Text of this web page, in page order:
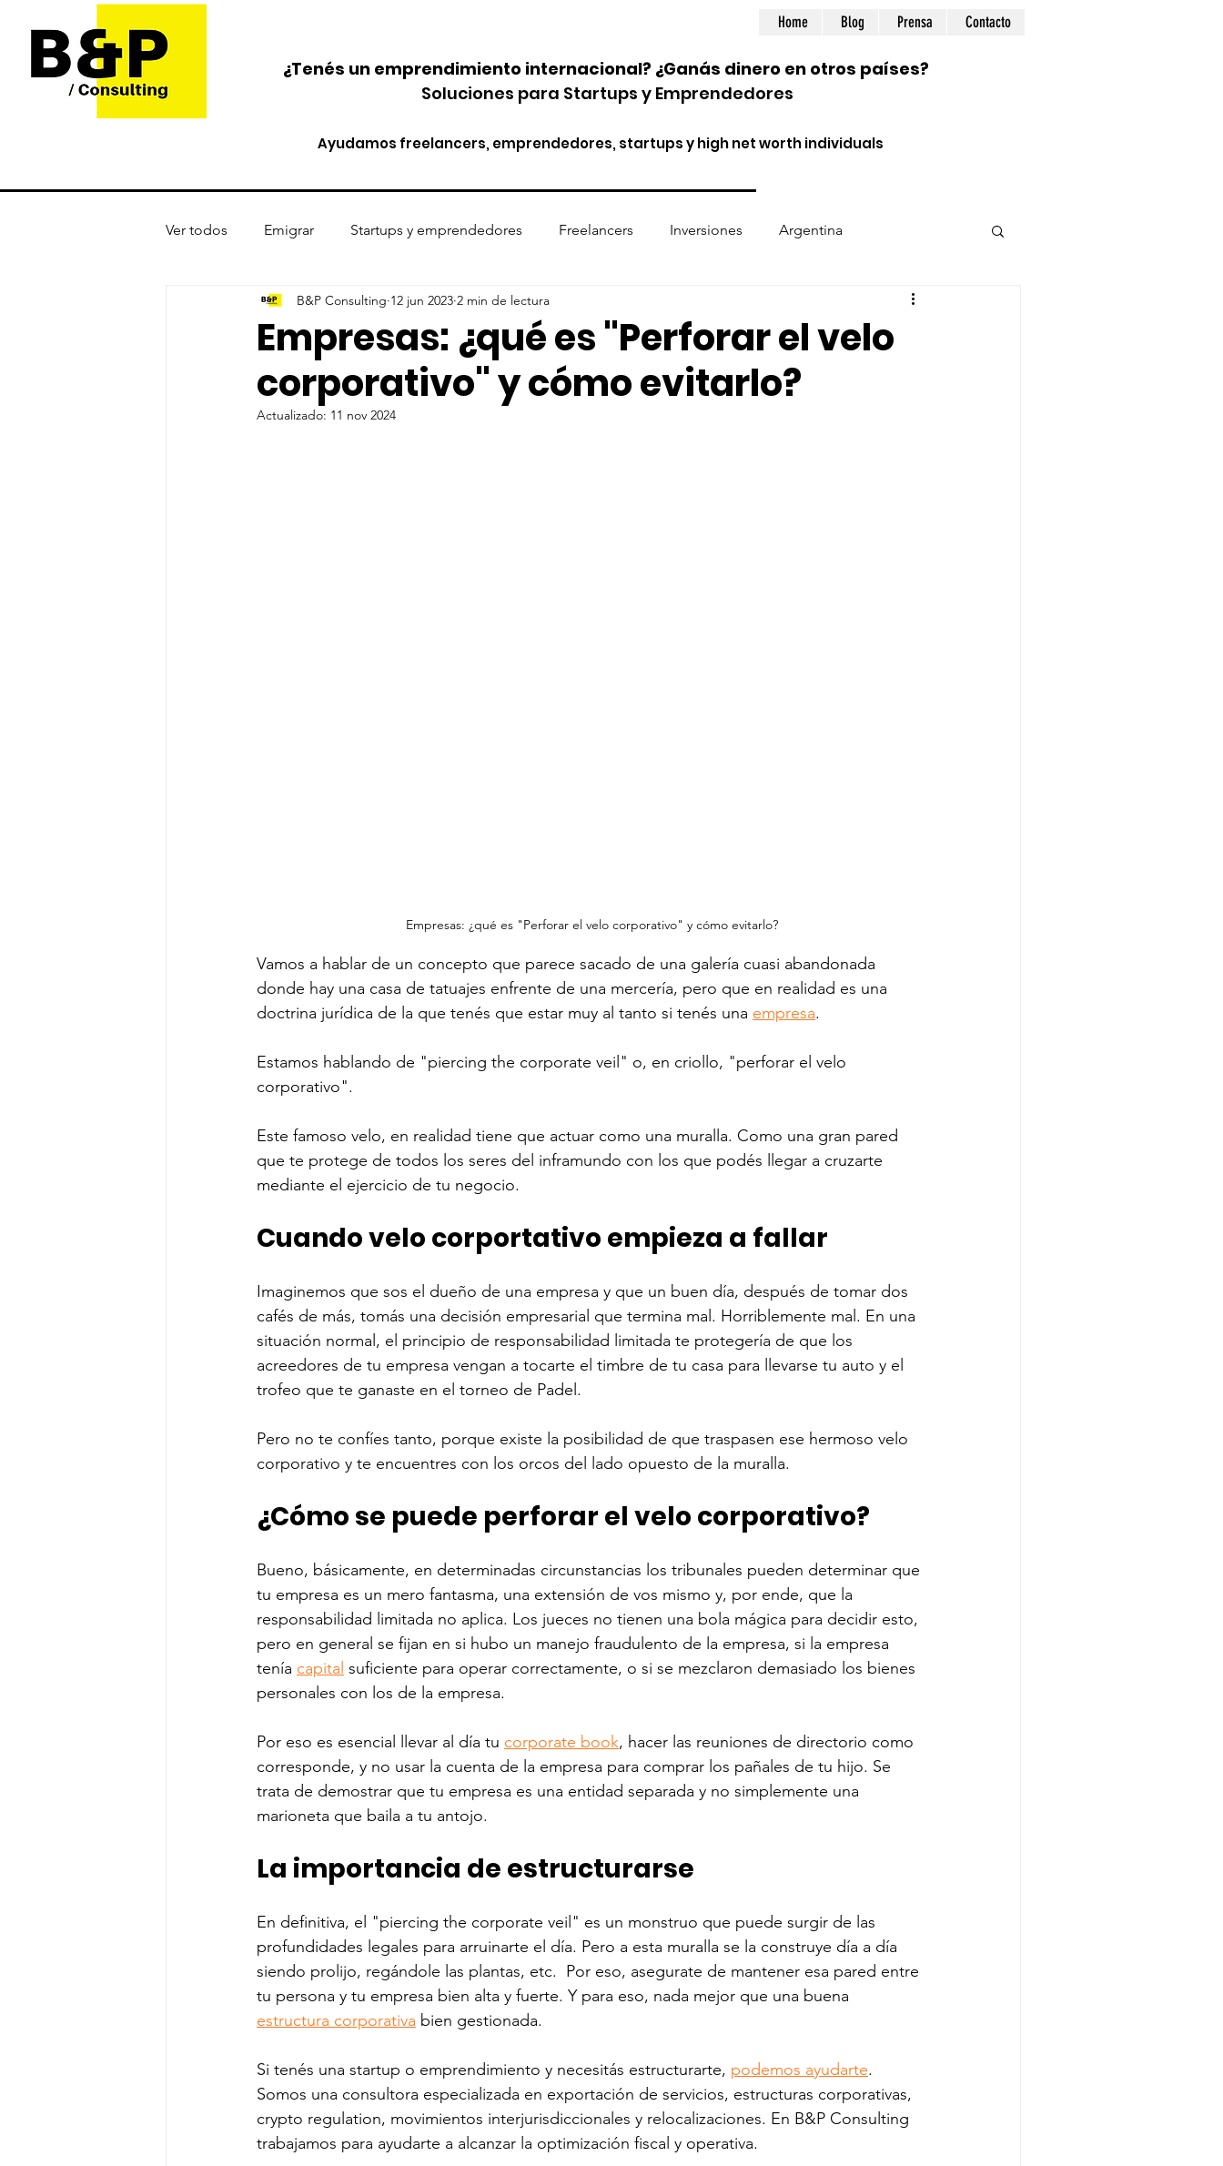
¿Tenés un emprendimiento internacional? ¿Ganás dinero en otros países?
Soluciones para Startups y Emprendedores
Ayudamos freelancers, emprendedores, startups y high net worth individuals
Home Blog Prensa Contacto
Ver todos Emigrar Startups y emprendedores Freelancers Inversiones Argentina
Protección de activos Criptomonedas Entidades financieras Prepping
Empresas: ¿qué es "Perforar el velo
corporativo" y cómo evitarlo?
B&P Consulting 12 jun 2023 2 min de lectura
Actualizado: 11 nov 2024
Empresas: ¿qué es "Perforar el velo corporativo" y cómo evitarlo?
Vamos a hablar de un concepto que parece sacado de una galería cuasi abandonada
donde hay una casa de tatuajes enfrente de una mercería, pero que en realidad es una
doctrina jurídica de la que tenés que estar muy al tanto si tenés una empresa.
Estamos hablando de "piercing the corporate veil" o, en criollo, "perforar el velo
corporativo".
Este famoso velo, en realidad tiene que actuar como una muralla. Como una gran pared
que te protege de todos los seres del inframundo con los que podés llegar a cruzarte
mediante el ejercicio de tu negocio.
Cuando velo corportativo empieza a fallar
Imaginemos que sos el dueño de una empresa y que un buen día, después de tomar dos
cafés de más, tomás una decisión empresarial que termina mal. Horriblemente mal. En una
situación normal, el principio de responsabilidad limitada te protegería de que los
acreedores de tu empresa vengan a tocarte el timbre de tu casa para llevarse tu auto y el
trofeo que te ganaste en el torneo de Padel.
Pero no te confíes tanto, porque existe la posibilidad de que traspasen ese hermoso velo
corporativo y te encuentres con los orcos del lado opuesto de la muralla.
¿Cómo se puede perforar el velo corporativo?
Bueno, básicamente, en determinadas circunstancias los tribunales pueden determinar que
tu empresa es un mero fantasma, una extensión de vos mismo y, por ende, que la
responsabilidad limitada no aplica. Los jueces no tienen una bola mágica para decidir esto,
pero en general se fijan en si hubo un manejo fraudulento de la empresa, si la empresa
tenía capital suficiente para operar correctamente, o si se mezclaron demasiado los bienes
personales con los de la empresa.
Por eso es esencial llevar al día tu corporate book, hacer las reuniones de directorio como
corresponde, y no usar la cuenta de la empresa para comprar los pañales de tu hijo. Se
trata de demostrar que tu empresa es una entidad separada y no simplemente una
marioneta que baila a tu antojo.
La importancia de estructurarse
En definitiva, el "piercing the corporate veil" es un monstruo que puede surgir de las
profundidades legales para arruinarte el día. Pero a esta muralla se la construye día a día
siendo prolijo, regándole las plantas, etc.  Por eso, asegurate de mantener esa pared entre
tu persona y tu empresa bien alta y fuerte. Y para eso, nada mejor que una buena
estructura corporativa bien gestionada.
Si tenés una startup o emprendimiento y necesitás estructurarte, podemos ayudarte.
Somos una consultora especializada en exportación de servicios, estructuras corporativas,
crypto regulation, movimientos interjurisdiccionales y relocalizaciones. En B&P Consulting
trabajamos para ayudarte a alcanzar la optimización fiscal y operativa.